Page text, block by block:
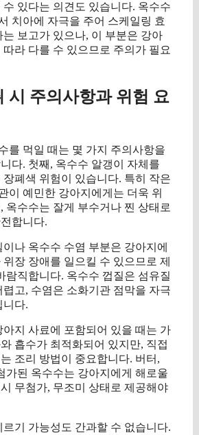
있다는 의견도 있습니다. 옥수수
치아에 자극을 주어 스케일링 효
는 보고가 있으나, 이 부분은 강아
라 다를 수 있으므로 주의가 필요
시 주의사항과 위험 요
를 먹일 때는 몇 가지 주의사항을
다. 첫째, 옥수수 알갱이 자체를
폐색 위험이 있습니다. 특히 작은
이 예민한 강아지에게는 더욱 위
옥수수는 잘게 부수거나 찐 상태로
합니다.
나 옥수수 수염 부분은 강아지에
장 장애를 일으킬 수 있으므로 제
람직합니다. 옥수수 껍질은 섬유질
고, 수염은 소화기관 점막을 자극
니다.
지 사료에 포함되어 있을 때는 가
흡수가 최적화되어 있지만, 직접
조리 방법이 중요합니다. 버터,
가된 옥수수는 강아지에게 해로울
무첨가, 무조미 상태로 제공해야
기 가능성도 간과할 수 없습니다.